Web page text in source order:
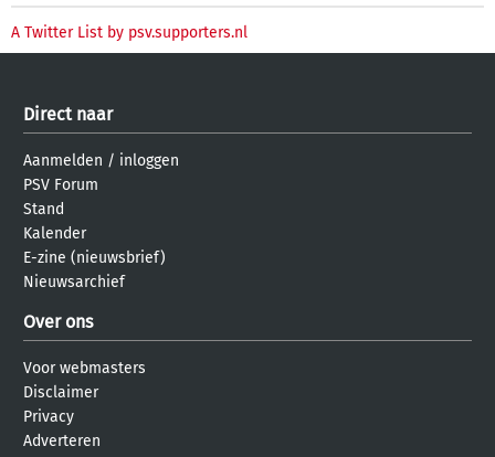
A Twitter List by psv.supporters.nl
Direct naar
Aanmelden / inloggen
PSV Forum
Stand
Kalender
E-zine (nieuwsbrief)
Nieuwsarchief
Over ons
Voor webmasters
Disclaimer
Privacy
Adverteren